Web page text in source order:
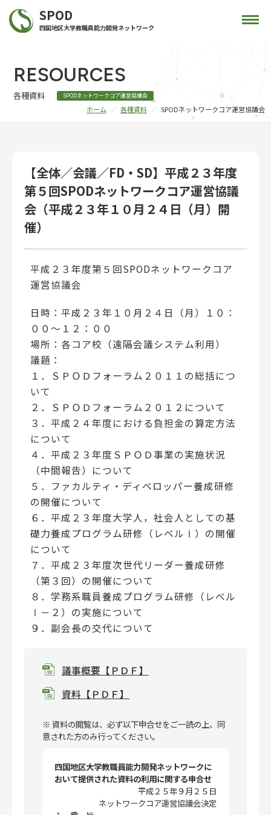
SPOD
四国地区大学教職員能力開発ネットワーク
RESOURCES
各種資料 SPODネットワークコア運営協議会
ホーム 各種資料 SPODネットワークコア運営協議会
【全体／会議／FD・SD】平成２３年度
第５回SPODネットワークコア運営協議
会（平成２３年１０月２４日（月）開
催）
平成２３年度第５回SPODネットワークコア
運営協議会
日時：平成２３年１０月２４日（月）１０：
００～１２：００
場所：各コア校（遠隔会議システム利用）
議題：
１．ＳＰＯＤフォーラム２０１１の総括につ
いて
２．ＳＰＯＤフォーラム２０１２について
３．平成２４年度における負担金の算定方法
について
４．平成２３年度ＳＰＯＤ事業の実施状況
（中間報告）について
５．ファカルティ・ディベロッパー養成研修
の開催について
６．平成２３年度大学人，社会人としての基
礎力養成プログラム研修（レベルⅠ）の開催
について
７．平成２３年度次世代リーダー養成研修
（第３回）の開催について
８．学務系職員養成プログラム研修（レベル
Ⅰ－２）の実施について
９．副会長の交代について
議事概要【ＰＤＦ】
資料【ＰＤＦ】
※ 資料の閲覧は、必ず以下申合せをご一読の上、同
意された方のみ行ってください。
四国地区大学教職員能力開発ネットワークに
おいて提供された資料の利用に関する申合せ
平成２５年９月２５日
ネットワークコア運営協議会決定